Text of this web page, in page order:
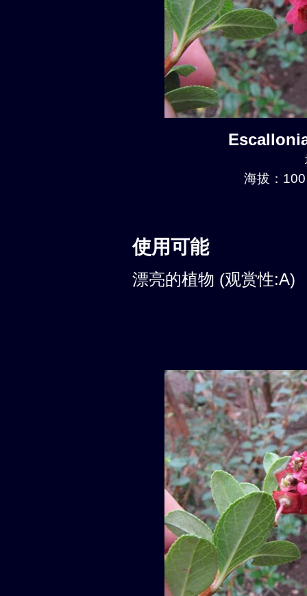
海拔：
使用可能
漂亮的植物 (观赏性:A)